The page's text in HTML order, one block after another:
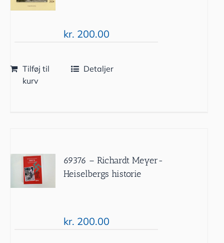
kr. 200.00
Tilføj til
kurv
Detaljer
69376 – Richardt Meyer-
Heiselbergs historie
kr. 200.00